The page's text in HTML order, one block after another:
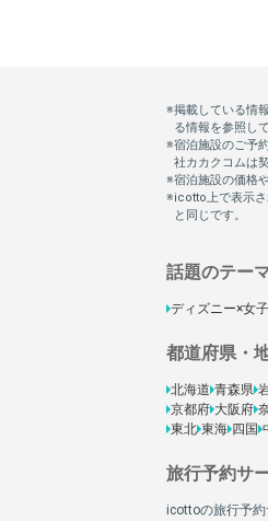
話題のテー
ディズニー×女
都道府県・
北海道 青森県
京都府 大阪府
東北 東海 四国
旅行予約サ
icottoの旅行予約